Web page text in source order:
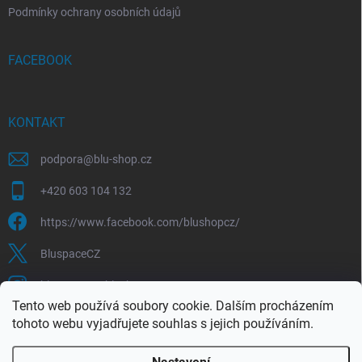
Tento web používá soubory cookie. Dalším procházením
tohoto webu vyjadřujete souhlas s jejich používáním.
Podmínky ochrany osobních údajů
FACEBOOK
KONTAKT
podpora@blu-shop.cz
+420 603 104 132
https://www.facebook.com/blushopcz/
BluspaceCZ
bluspace.cz_blushop.cz
Blu-space.cz Blu-shop.cz Štěpán Čermák